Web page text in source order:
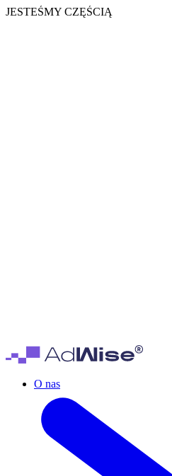
JESTEŚMY CZĘŚCIĄ
O nas